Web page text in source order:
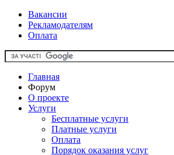
Вакансии
Рекламодателям
Оплата
Главная
Форум
О проекте
Услуги
Бесплатные услуги
Платные услуги
Оплата
Порядок оказания услуг